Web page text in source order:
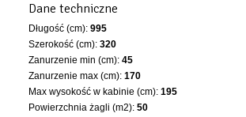
Dane techniczne
Długość (cm): 995
Szerokość (cm): 320
Zanurzenie min (cm): 45
Zanurzenie max (cm): 170
Max wysokość w kabinie (cm): 195
Powierzchnia żagli (m2): 50